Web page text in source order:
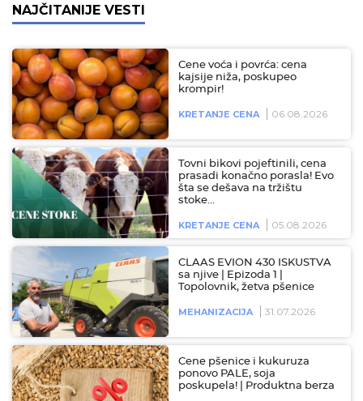
NAJČITANIJE VESTI
Cene voća i povrća: cena
kajsije niža, poskupeo
krompir!
KRETANJE CENA 06.08.2026
Tovni bikovi pojeftinili, cena
prasadi konačno porasla! Evo
šta se dešava na tržištu
stoke…
KRETANJE CENA 05.08.2026
CLAAS EVION 430 ISKUSTVA
sa njive | Epizoda 1 |
Topolovnik, žetva pšenice
MEHANIZACIJA 31.07.2026
Cene pšenice i kukuruza
ponovo PALE, soja
poskupela! | Produktna berza